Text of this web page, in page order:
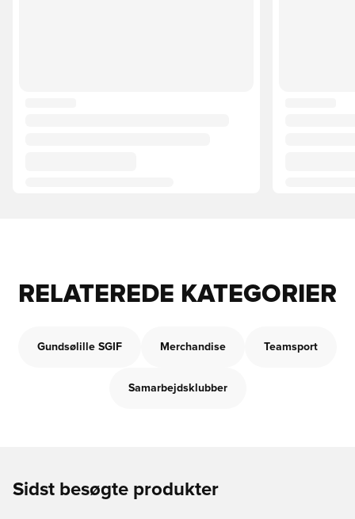
RELATEREDE KATEGORIER
Gundsølille SGIF Merchandise Teamsport
Samarbejdsklubber
Sidst besøgte produkter